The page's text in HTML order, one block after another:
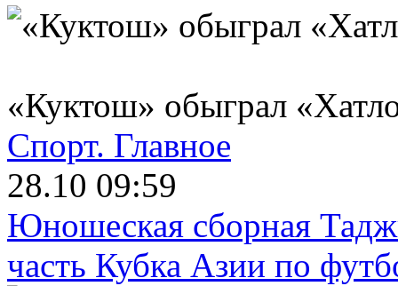
«Куктош» обыграл
Спорт. Главное
28.10 09:59
Юношеская сборная
часть Кубка Азии по